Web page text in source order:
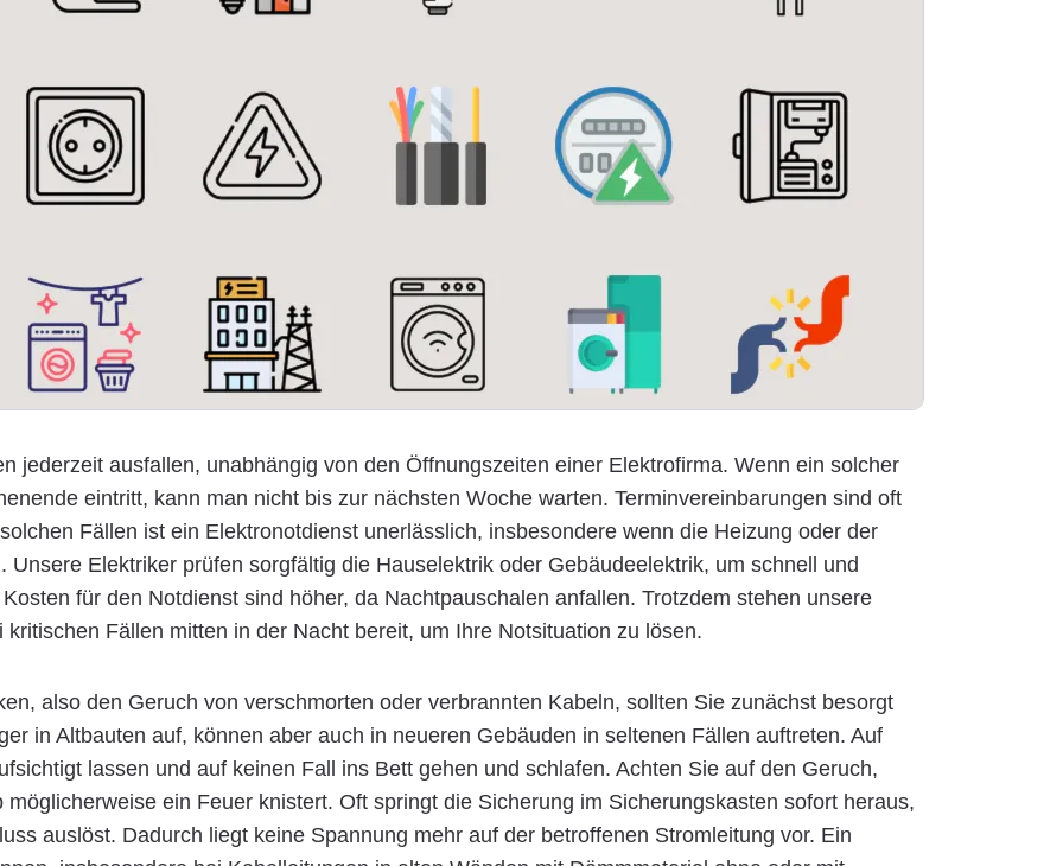
jederzeit ausfallen, unabhängig von den Öffnungszeiten einer Elektrofirma. Wenn ein solcher
eintritt, kann man nicht bis zur nächsten Woche warten. Terminvereinbarungen sind oft
Fällen ist ein Elektronotdienst unerlässlich, insbesondere wenn die Heizung oder der
Elektriker prüfen sorgfältig die Hauselektrik oder Gebäudeelektrik, um schnell und
für den Notdienst sind höher, da Nachtpauschalen anfallen. Trotzdem stehen unsere
Fällen mitten in der Nacht bereit, um Ihre Notsituation zu lösen.
also den Geruch von verschmorten oder verbrannten Kabeln, sollten Sie zunächst besorgt
in Altbauten auf, können aber auch in neueren Gebäuden in seltenen Fällen auftreten. Auf
lassen und auf keinen Fall ins Bett gehen und schlafen. Achten Sie auf den Geruch,
ein Feuer knistert. Oft springt die Sicherung im Sicherungskasten sofort heraus,
auslöst. Dadurch liegt keine Spannung mehr auf der betroffenen Stromleitung vor. Ein